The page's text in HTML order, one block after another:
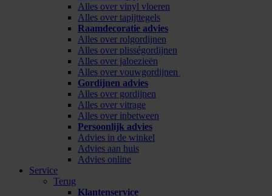
Alles over vinyl vloeren
Alles over tapijttegels
Raamdecoratie advies
Alles over rolgordijnen
Alles over plisségordijnen
Alles over jaloezieën
Alles over vouwgordijnen
Gordijnen advies
Alles over gordijnen
Alles over vitrage
Alles over inbetween
Persoonlijk advies
Advies in de winkel
Advies aan huis
Advies online
Service
Terug
Klantenservice